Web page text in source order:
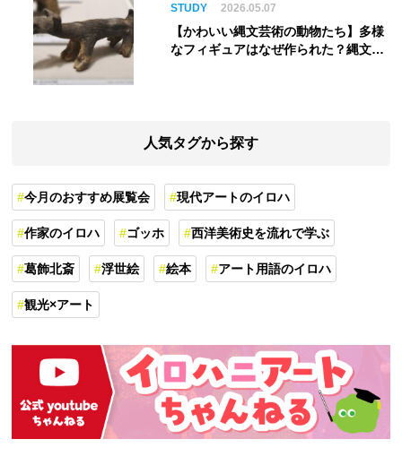
STUDY 2026.05.07
【かわいい縄文芸術の動物たち】多様
なフィギュアはなぜ作られた？縄文人
人気タグから探す
今月のおすすめ展覧会 現代アートのイロハ
作家のイロハ ゴッホ 西洋美術史を流れで学ぶ
葛飾北斎 浮世絵 絵本 アート用語のイロハ
観光×アート